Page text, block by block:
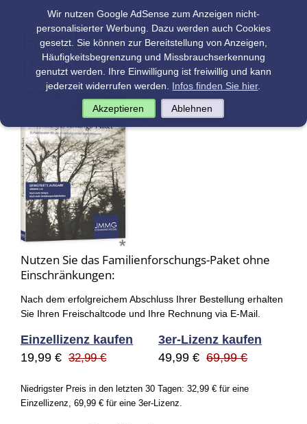
PRODUKTE UPDATES
Familienforschungs-
Paket kaufen
Nutzen Sie das Familienforschungs-Paket ohne
Einschränkungen:
Nach dem erfolgreichem Abschluss Ihrer Bestellung erhalten
Sie Ihren Freischaltcode und Ihre Rechnung via E-Mail.
Einzellizenz kaufen
19,99 € 32,99 €
3er-Lizenz kaufen
49,99 € 69,99 €
Niedrigster Preis in den letzten 30 Tagen: 32,99 € für eine
Einzellizenz, 69,99 € für eine 3er-Lizenz.
Wir nutzen Google AdSense zum Anzeigen nicht-
personalisierter Werbung. Dazu werden auch Cookies
gesetzt. Sie können zur Bereitstellung von Anzeigen,
Häufigkeitsbegrenzung und Missbrauchserkennung
genutzt werden. Ihre Einwilligung ist freiwillig und kann
jederzeit widerrufen werden. Infos finden Sie hier.
Akzeptieren Ablehnen